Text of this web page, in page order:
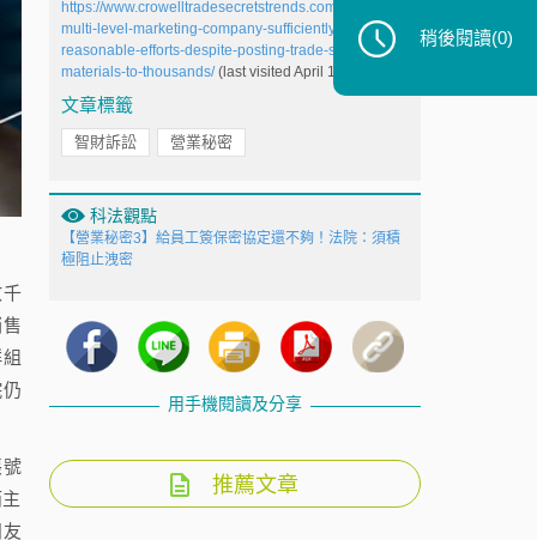
https://www.crowelltradesecretstrends.com/2022/03/
multi-level-marketing-company-sufficiently-alleges-
reasonable-efforts-despite-posting-trade-secret-
materials-to-thousands/(last visited April 17, 2022).
文章標籤
智財訴訟 營業秘密
科法觀點
【營業秘密3】給員工簽保密協定還不夠！法院：須積
極阻止洩密
用手機閱讀及分享
推薦文章
稍後閱讀(0)